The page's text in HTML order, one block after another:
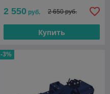
2 550 руб. 2 650 руб.
Купить
-3%